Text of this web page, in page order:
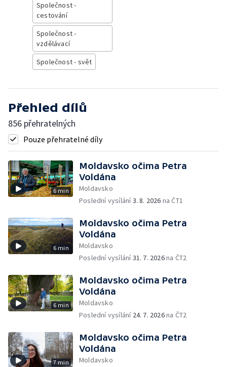
Společnost -
cestování
Společnost -
vzdělávací
Společnost - svět
Přehled dílů
856 přehratelných
Pouze přehratelné díly
6 min
Moldavsko očima Petra
Voldána
Moldavsko
Poslední vysílání3. 8. 2026 na ČT1
6 min
Moldavsko očima Petra
Voldána
Moldavsko
Poslední vysílání31. 7. 2026na ČT2
6 min
Moldavsko očima Petra
Voldána
Moldavsko
Poslední vysílání 24. 7. 2026na ČT2
7 min
Moldavsko očima Petra
Voldána
Moldavsko